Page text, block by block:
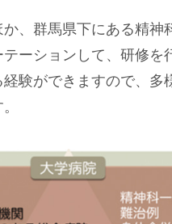
、群馬県下にある精神
ーションして、研修を
験ができますので、多